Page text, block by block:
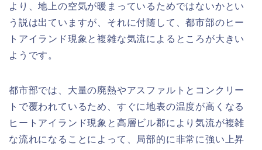
より、地上の空気が暖まっているためではないかとい
う説は出ていますが、それに付随して、都市部のヒー
トアイランド現象と複雑な気流によるところが大きい
ようです。
都市部では、大量の廃熱やアスファルトとコンクリー
トで覆われているため、すぐに地表の温度が高くなる
ヒートアイランド現象と高層ビル郡により気流が複雑
な流れになることによって、局部的に非常に強い上昇